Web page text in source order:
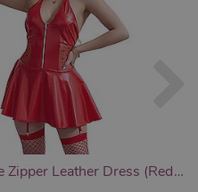
Subblime Lace Zipper Leather Dress (Red), kožené minišaty